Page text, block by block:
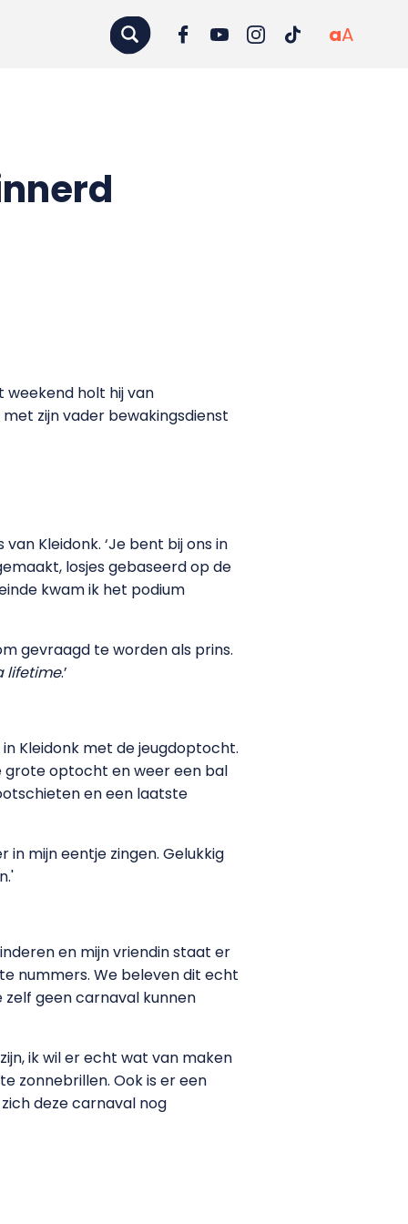
aA
weekend holt hij van
zijn vader bewakingsdienst
Kleidonk. ‘Je bent bij ons in
losjes gebaseerd op de
kwam ik het podium
gevraagd te worden als prins.
lifetime.’
Kleidonk met de jeugdoptocht.
grote optocht en weer een bal
en een laatste
in mijn eentje zingen. Gelukkig
en mijn vriendin staat er
nummers. We beleven dit echt
zelf geen carnaval kunnen
ik wil er echt wat van maken
zonnebrillen. Ook is er een
deze carnaval nog